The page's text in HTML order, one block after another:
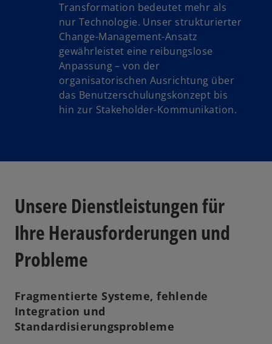
Transformation bedeutet mehr als
nur Technologie. Unser strukturierter
Change-Management-Ansatz
gewährleistet eine reibungslose
Anpassung – von der
organisatorischen Ausrichtung über
das Benutzerschulungskonzept bis
hin zur Stakeholder-Kommunikation.
Unsere Dienstleistungen für
Ihre Herausforderungen und
Probleme
Fragmentierte Systeme, fehlende
Integration und
Standardisierungsprobleme